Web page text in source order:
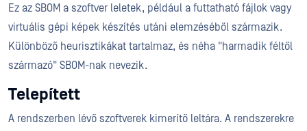
Ez az SBOM a szoftver leletek, például a futtatható fájlok vagy
virtuális gépi képek készítés utáni elemzéséből származik.
Különböző heurisztikákat tartalmaz, és néha "harmadik féltől
származó" SBOM-nak nevezik.
Telepített
A rendszerben lévő szoftverek kimerítő leltára. A rendszerekre